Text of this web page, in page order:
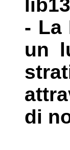
- La
un
di